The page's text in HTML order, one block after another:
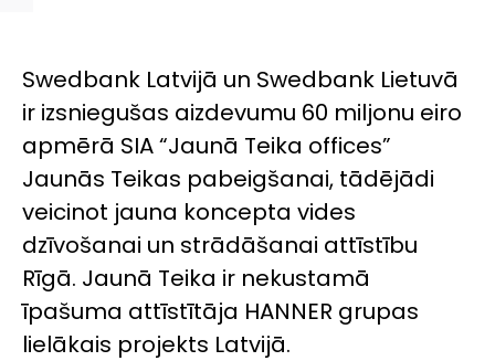
Swedbank Latvijā un Swedbank Lietuvā
ir izsniegušas aizdevumu 60 miljonu eiro
apmērā SIA “Jaunā Teika offices”
Jaunās Teikas pabeigšanai, tādējādi
veicinot jauna koncepta vides
dzīvošanai un strādāšanai attīstību
Rīgā. Jaunā Teika ir nekustamā
īpašuma attīstītāja HANNER grupas
lielākais projekts Latvijā.